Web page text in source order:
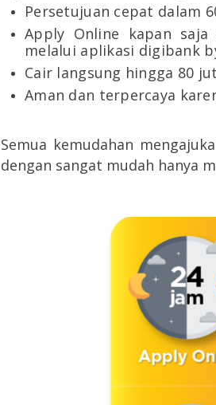
Persetujuan cepat dalam
Apply Online kapan
melalui aplikasi digibank
Cair langsung hingga 80
Aman dan terpercaya
Semua kemudahan
dengan sangat mudah hanya